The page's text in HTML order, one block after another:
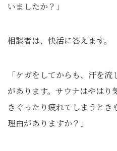
いましたか？」
相談者は、快活に答えます。
「ケガをしてからも、汗を
があります。サウナはやはり
きぐったり疲れてしまうと
理由がありますか？」